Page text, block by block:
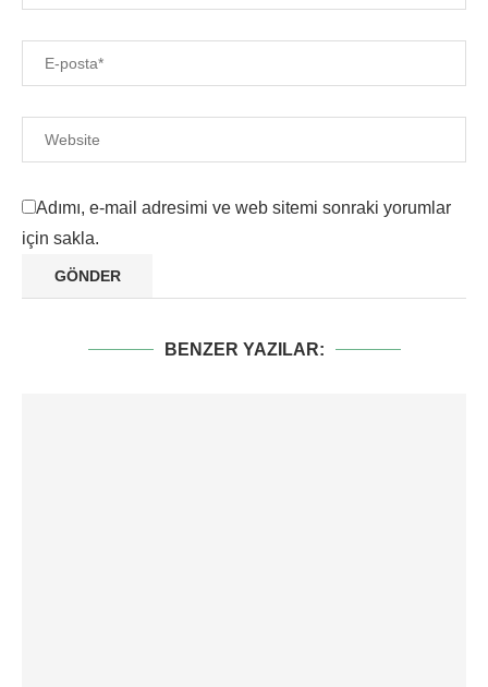
Adımı, e-mail adresimi ve web sitemi sonraki yorumlar
için sakla.
BENZER YAZILAR: